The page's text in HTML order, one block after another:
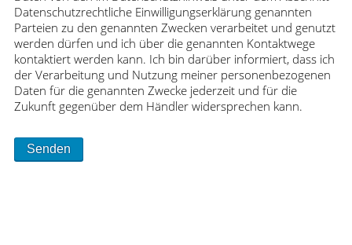
Datenschutzrechtliche Einwilligungserklärung genannten
Parteien zu den genannten Zwecken verarbeitet und genutzt
werden dürfen und ich über die genannten Kontaktwege
kontaktiert werden kann. Ich bin darüber informiert, dass ich
der Verarbeitung und Nutzung meiner personenbezogenen
Daten für die genannten Zwecke jederzeit und für die
Zukunft gegenüber dem Händler widersprechen kann.